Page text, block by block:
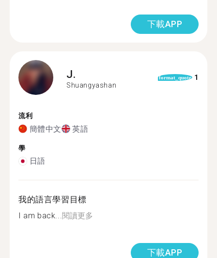
下載APP
J.
Shuangyashan
format_quote 1
流利
簡體中文 英語
學
日語
我的語言學習目標
I am back...閱讀更多
下載APP